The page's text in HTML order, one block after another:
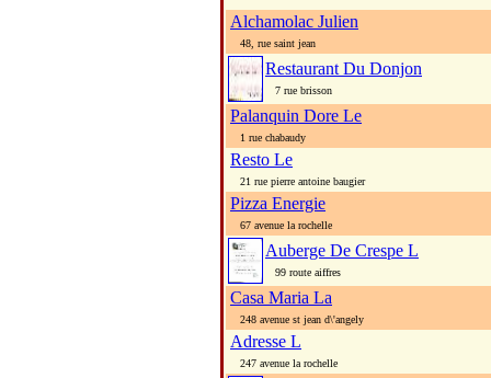
Alchamolac Julien
48, rue saint jean
Restaurant Du Donjon
7 rue brisson
Palanquin Dore Le
1 rue chabaudy
Resto Le
21 rue pierre antoine baugier
Pizza Energie
67 avenue la rochelle
Auberge De Crespe L
99 route aiffres
Casa Maria La
248 avenue st jean d\'angely
Adresse L
247 avenue la rochelle